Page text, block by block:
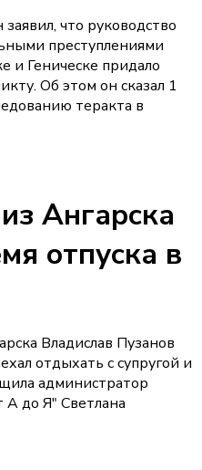
что руководство
преступлениями
и Геническе придало
Об этом он сказал 1
теракта в
Ангарска
отпуска в
Владислав Пузанов
отдыхать с супругой и
администратор
А до Я" Светлана